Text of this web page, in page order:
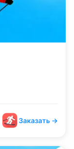
Заказать →